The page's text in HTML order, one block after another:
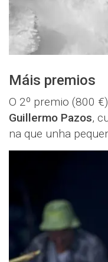
Máis premios
O 2º premio (800
Guillermo Pazos,
na que unha